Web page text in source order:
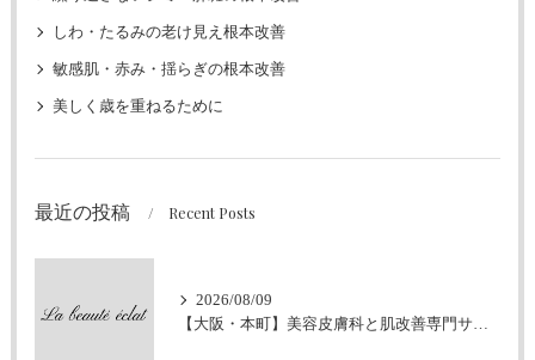
しわ・たるみの老け見え根本改善
敏感肌・赤み・揺らぎの根本改善
美しく歳を重ねるために
最近の投稿 Recent Posts
2026/08/09
【大阪・本町】美容皮膚科と肌改善専門サロンの違いとは？｜シミ・肝斑・敏感肌でお悩みの方へ